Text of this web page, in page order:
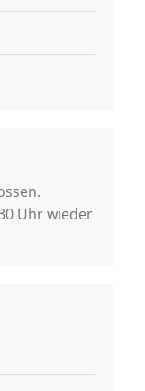
Uhr wieder